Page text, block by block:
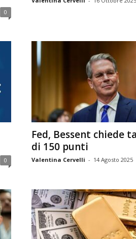
0
0
Fed, Bessent chiede
di 150 punti
Valentina Cervelli - 14 Agosto 2025